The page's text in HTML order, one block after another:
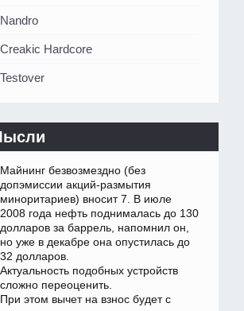
Nandro
Creakic Hardcore
Testover
Майнинг безвозмездно (без
допэмиссии акций-размытия
миноритариев) вносит 7. В июле
2008 года нефть поднималась до 130
долларов за баррель, напомнил он,
но уже в декабре она опустилась до
32 долларов.
Актуальность подобных устройств
сложно переоценить.
При этом вычет на взнос будет с